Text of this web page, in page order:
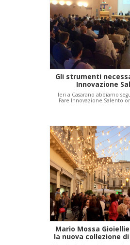
Gli strumenti
Innovazione
Ieri a Casarano abbiamo
Fare Innovazione Salento
Mario Mossa
la nuova collezione